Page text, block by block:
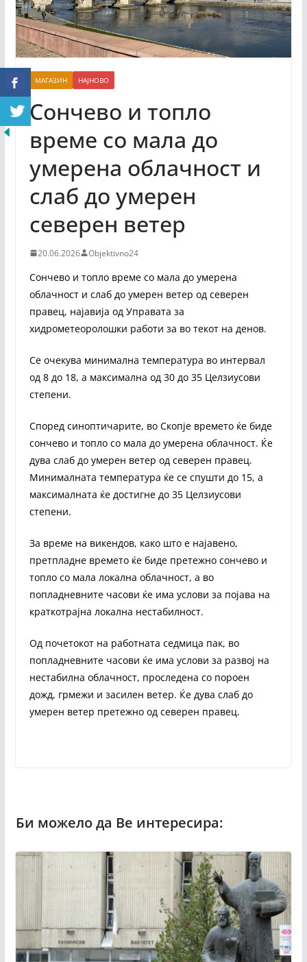
МАГАЗИН НАЈНОВО
Сончево и топло
време со мала до
умерена облачност и
слаб до умерен
северен ветер
20.06.2026 Objektivno24
Сончево и топло време со мала до умерена
облачност и слаб до умерен ветер од северен
правец, најавија од Управата за
хидрометеоролошки работи за во текот на денов.
Се очекува минимална температура во интервал
од 8 до 18, а максимална од 30 до 35 Целзиусови
степени.
Според синоптичарите, во Скопје времето ќе биде
сончево и топло со мала до умерена облачност. Ќе
дува слаб до умерен ветер од северен правец.
Минималната температура ќе се спушти до 15, а
максималната ќе достигне до 35 Целзиусови
степени.
За време на викендов, како што е најавено,
претпладне времето ќе биде претежно сончево и
топло со мала локална облачност, а во
попладневните часови ќе има услови за појава на
краткотрајна локална нестабилност.
Од почетокот на работната седмица пак, во
попладневните часови ќе има услови за развој на
нестабилна облачност, проследена со пороен
дожд, грмежи и засилен ветер. Ќе дува слаб до
умерен ветер претежно од северен правец.